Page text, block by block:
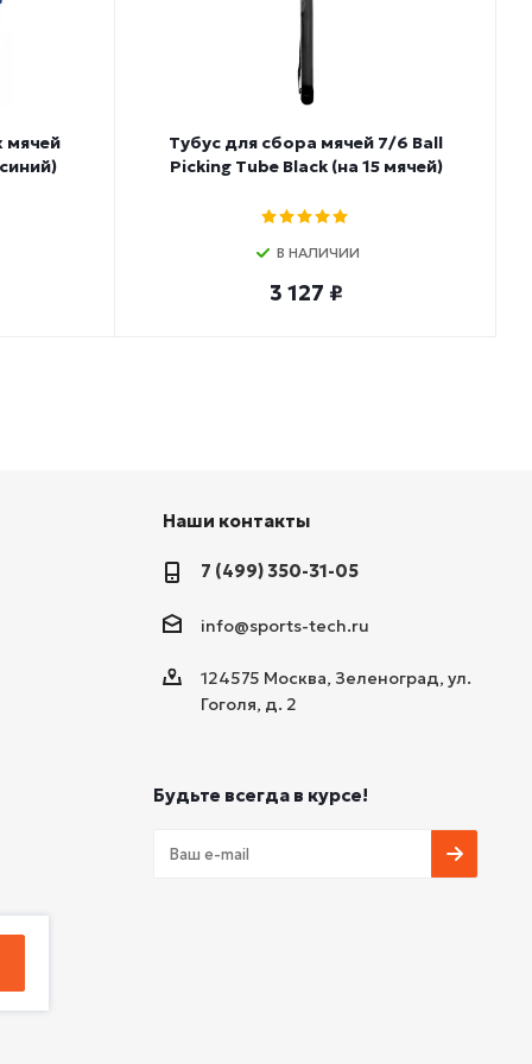
мячей
Тубус для сбора мячей 7/6 Ball
Picking Tube Black (на 15 мячей)
В НАЛИЧИИ
3 127 ₽
Наши контакты
7 (499) 350-31-05
info@sports-tech.ru
124575 Москва, Зеленоград, ул.
Гоголя, д. 2
Будьте всегда в курсе!